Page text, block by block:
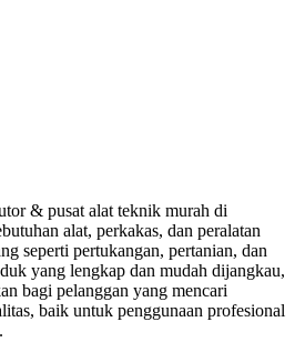
& pusat alat teknik murah di
alat, perkakas, dan peralatan
seperti pertukangan, pertanian, dan
yang lengkap dan mudah dijangkau,
bagi pelanggan yang mencari
baik untuk penggunaan profesional